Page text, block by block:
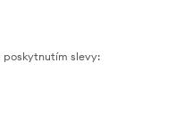
poskytnutím slevy: